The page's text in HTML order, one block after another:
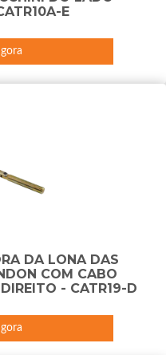
E
DA LONA DAS
COM CABO
- CATR19-D